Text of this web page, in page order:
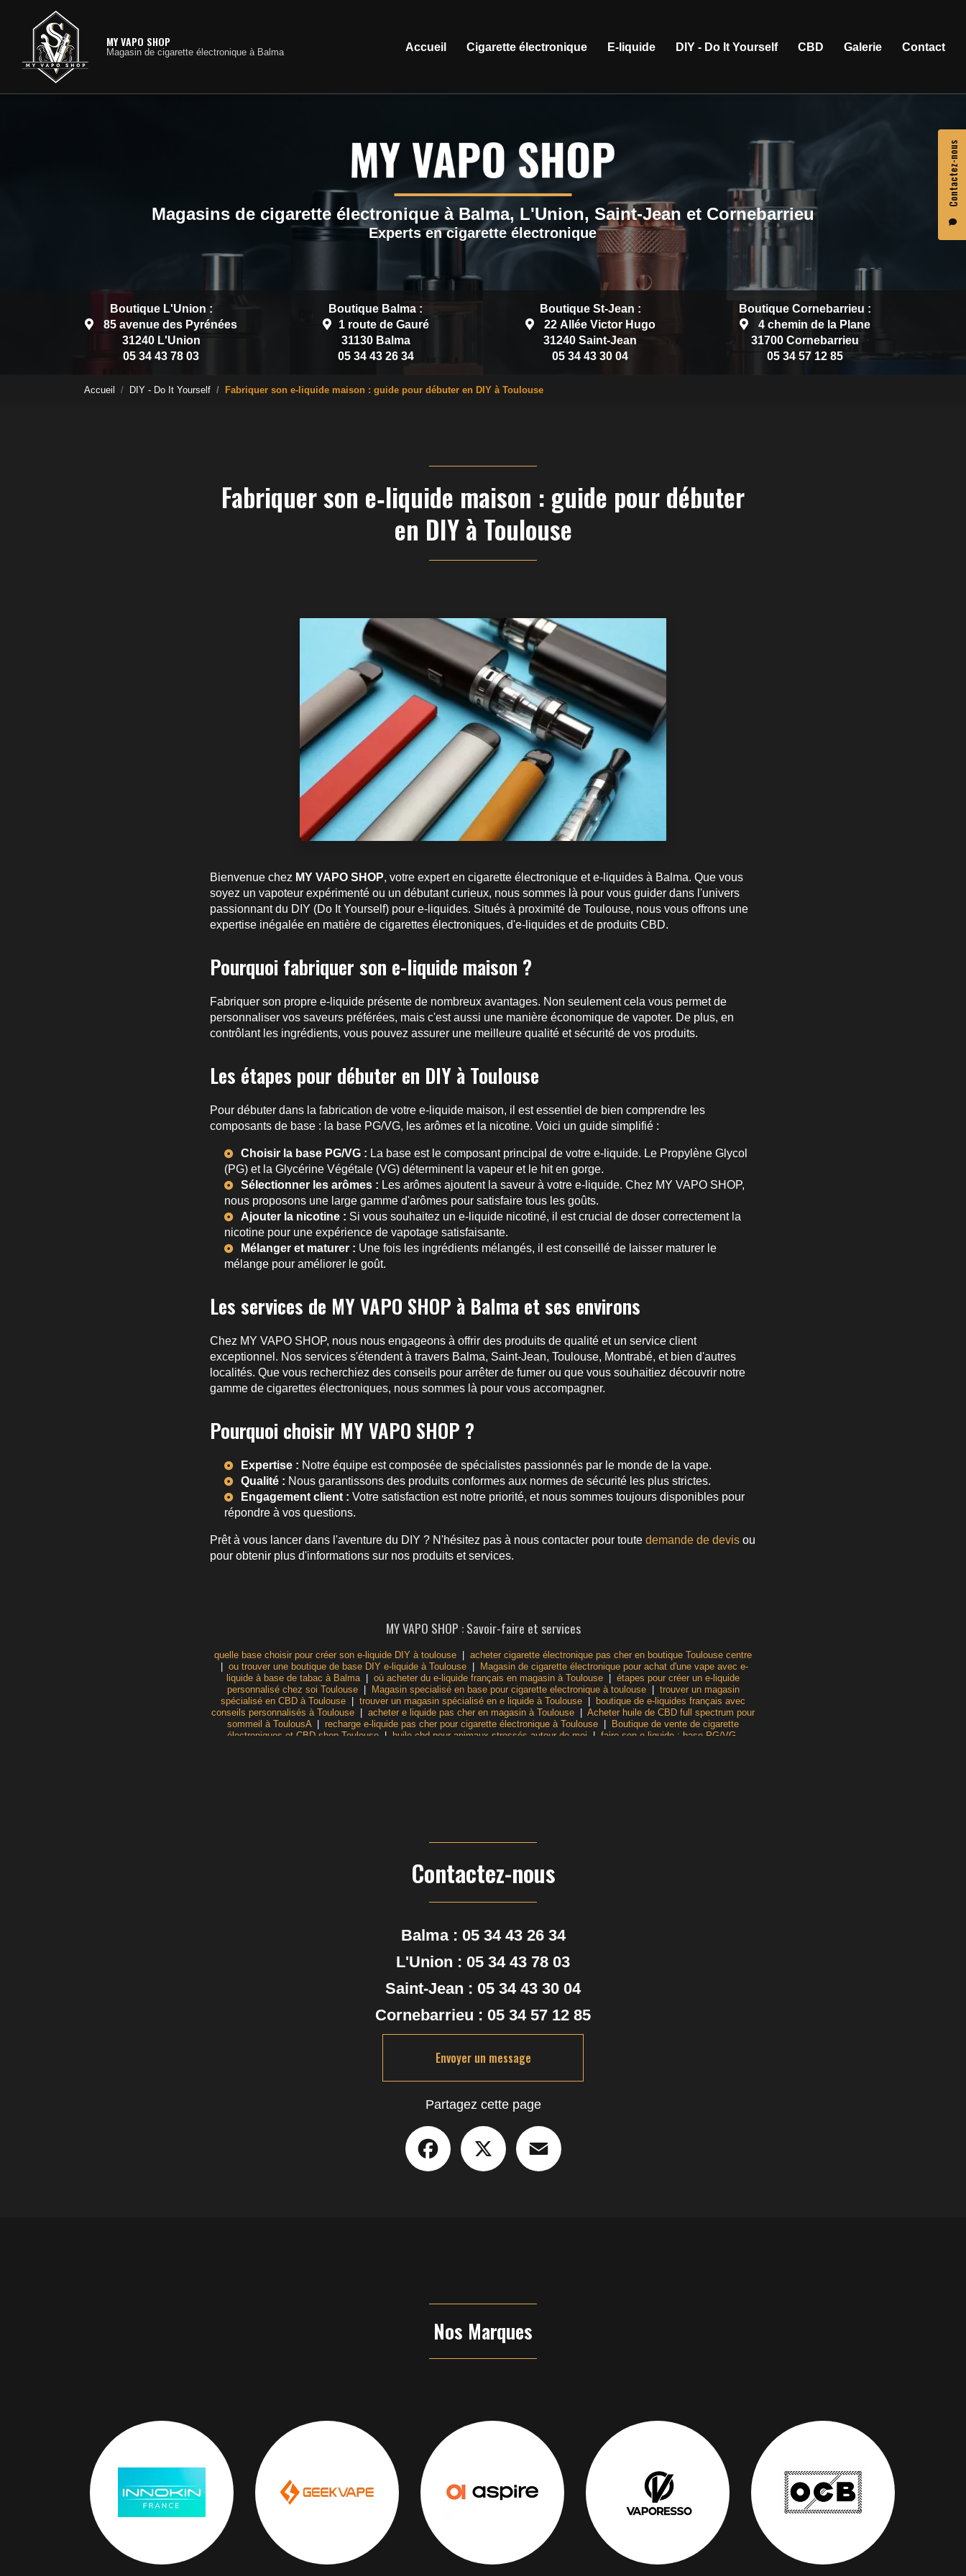
principal
MY VAPO SHOP
Magasin de cigarette électronique à Balma
Contactez-nous
Accueil Cigarette électronique E-liquide DIY - Do It Yourself CBD Galerie Contact
Magasins de cigarette électronique à Balma, L'Union, Saint-Jean et Cornebarrieu
Experts en cigarette électronique
Boutique L'Union :
85 avenue des Pyrénées
31240 L'Union
05 34 43 78 03
Boutique Balma :
1 route de Gauré
31130 Balma
05 34 43 26 34
Boutique St-Jean :
22 Allée Victor Hugo
31240 Saint-Jean
05 34 43 30 04
Boutique Cornebarrieu :
4 chemin de la Plane
31700 Cornebarrieu
05 34 57 12 85
Accueil DIY - Do It Yourself Fabriquer son e‑liquide maison : guide pour débuter en DIY à Toulouse
Fabriquer son e‑liquide maison : guide pour débuter
en DIY à Toulouse
Bienvenue chez MY VAPO SHOP, votre expert en cigarette électronique et e-liquides à Balma. Que vous
soyez un vapoteur expérimenté ou un débutant curieux, nous sommes là pour vous guider dans l'univers
passionnant du DIY (Do It Yourself) pour e-liquides. Situés à proximité de Toulouse, nous vous offrons une
expertise inégalée en matière de cigarettes électroniques, d'e-liquides et de produits CBD.
Pourquoi fabriquer son e-liquide maison ?
Fabriquer son propre e-liquide présente de nombreux avantages. Non seulement cela vous permet de
personnaliser vos saveurs préférées, mais c'est aussi une manière économique de vapoter. De plus, en
contrôlant les ingrédients, vous pouvez assurer une meilleure qualité et sécurité de vos produits.
Les étapes pour débuter en DIY à Toulouse
Pour débuter dans la fabrication de votre e-liquide maison, il est essentiel de bien comprendre les
composants de base : la base PG/VG, les arômes et la nicotine. Voici un guide simplifié :
Choisir la base PG/VG : La base est le composant principal de votre e-liquide. Le Propylène Glycol
(PG) et la Glycérine Végétale (VG) déterminent la vapeur et le hit en gorge.
Sélectionner les arômes : Les arômes ajoutent la saveur à votre e-liquide. Chez MY VAPO SHOP,
nous proposons une large gamme d'arômes pour satisfaire tous les goûts.
Ajouter la nicotine : Si vous souhaitez un e-liquide nicotiné, il est crucial de doser correctement la
nicotine pour une expérience de vapotage satisfaisante.
Mélanger et maturer : Une fois les ingrédients mélangés, il est conseillé de laisser maturer le
mélange pour améliorer le goût.
Les services de MY VAPO SHOP à Balma et ses environs
Chez MY VAPO SHOP, nous nous engageons à offrir des produits de qualité et un service client
exceptionnel. Nos services s'étendent à travers Balma, Saint-Jean, Toulouse, Montrabé, et bien d'autres
localités. Que vous recherchiez des conseils pour arrêter de fumer ou que vous souhaitiez découvrir notre
gamme de cigarettes électroniques, nous sommes là pour vous accompagner.
Pourquoi choisir MY VAPO SHOP ?
Expertise : Notre équipe est composée de spécialistes passionnés par le monde de la vape.
Qualité : Nous garantissons des produits conformes aux normes de sécurité les plus strictes.
Engagement client : Votre satisfaction est notre priorité, et nous sommes toujours disponibles pour
répondre à vos questions.
Prêt à vous lancer dans l'aventure du DIY ? N'hésitez pas à nous contacter pour toute demande de devis ou
pour obtenir plus d'informations sur nos produits et services.
MY VAPO SHOP : Savoir-faire et services
quelle base choisir pour créer son e-liquide DIY à toulouse
acheter cigarette électronique pas cher en boutique Toulouse centre
ou trouver une boutique de base DIY e-liquide à Toulouse
Magasin de cigarette électronique pour achat d'une vape avec e-
liquide à base de tabac à Balma
où acheter du e-liquide français en magasin à Toulouse
étapes pour créer un e-liquide
personnalisé chez soi Toulouse| Magasin specialisé en base pour cigarette electronique à toulouse| trouver un magasin
spécialisé en CBD à Toulouse
trouver un magasin spécialisé en e liquide à Toulouse
boutique de e-liquides français avec
conseils personnalisés à Toulouse
acheter e liquide pas cher en magasin à Toulouse
Acheter huile de CBD full spectrum pour
sommeil à ToulousA
recharge e-liquide pas cher pour cigarette électronique à Toulouse
Boutique de vente de cigarette
électroniques et CBD shop Toulouse | huile cbd pour animaux stressés autour de moi | faire son e-liquide : base PG/VG,
Contactez-nous
Balma : 05 34 43 26 34
L'Union : 05 34 43 78 03
Saint-Jean : 05 34 43 30 04
Cornebarrieu : 05 34 57 12 85
Envoyer un message
Partagez cette page
Facebook
Nos Marques